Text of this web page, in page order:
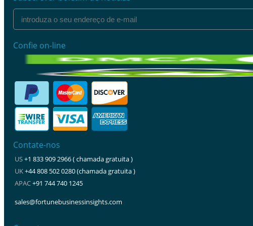
Confie on-line
Contate-nos
US+1 833 909 2966 ( chamada gratuita )
UK+44 808 502 0280 (chamada gratuita )
APAC+91 744 740 1245
sales@fortunebusinessinsights.com